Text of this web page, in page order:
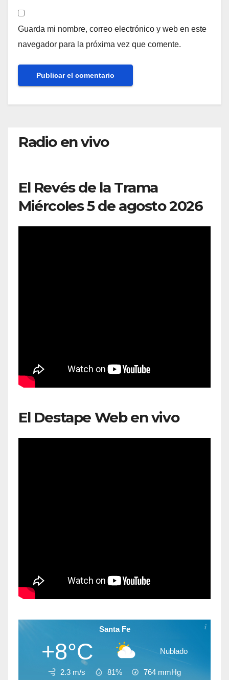
Guarda mi nombre, correo electrónico y web en este
navegador para la próxima vez que comente.
Radio en vivo
El Revés de la Trama
Miércoles 5 de agosto 2026
El Destape Web en vivo
Santa Fe
+8°C Nublado
2.3 m/s 81% 764 mmHg